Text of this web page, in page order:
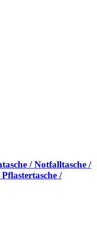
/ Notfalltasche /
/